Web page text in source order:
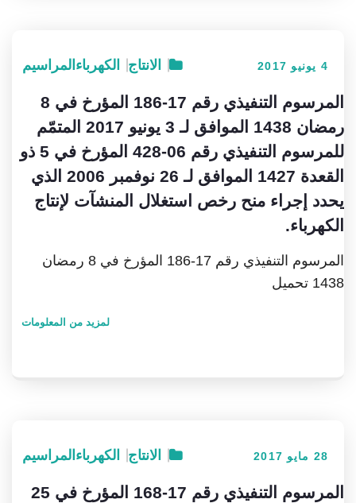
4 يونيو 2017 الانتاج الكهرباء المراسيم
المرسوم التنفيذي رقم 17-186 المؤرخ في 8
رمضان 1438 الموافق لـ 3 يونيو 2017 المتمّم
للمرسوم التنفيذي رقم 06-428 المؤرخ في 5 ذو
القعدة 1427 الموافق لـ 26 نوفمبر 2006 الذي
يحدد إجراء منح رخص استغلال المنشآت لإنتاج
الكهرباء.
المرسوم التنفيذي رقم 17-186 المؤرخ في 8 رمضان
1438 تحميل
لمزيد من المعلومات
28 مايو 2017 الانتاج الكهرباء المراسيم
المرسوم التنفيذي رقم 17-168 المؤرخ في 25